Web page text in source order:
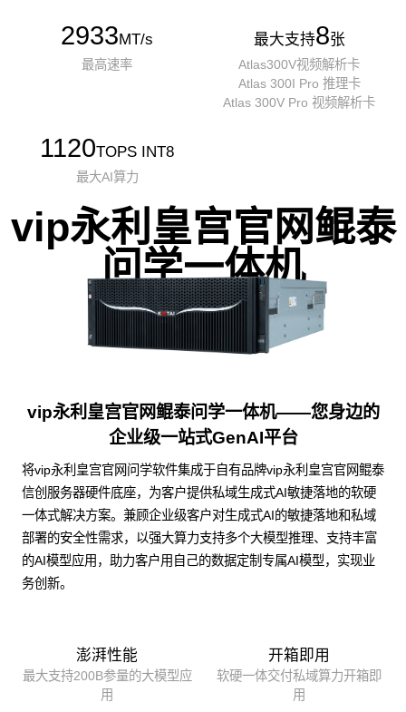
2933MT/s
最高速率
最大支持8张
Atlas300V视频解析卡
Atlas 300I Pro 推理卡
Atlas 300V Pro 视频解析卡
1120TOPS INT8
最大AI算力
vip永利皇宫官网鲲泰
问学一体机
vip永利皇宫官网鲲泰问学一体机——您身边的
企业级一站式GenAI平台
将vip永利皇宫官网问学软件集成于自有品牌vip永利皇宫官网鲲泰
信创服务器硬件底座，为客户提供私域生成式AI敏捷落地的软硬
一体式解决方案。兼顾企业级客户对生成式AI的敏捷落地和私域
部署的安全性需求，以强大算力支持多个大模型推理、支持丰富
的AI模型应用，助力客户用自己的数据定制专属AI模型，实现业
务创新。
澎湃性能
最大支持200B参量的大模型应
用
开箱即用
软硬一体交付私域算力开箱即
用